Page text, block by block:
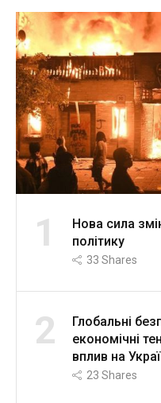
1
Нова сила
політику
33 Shares
2
Глобальні
економічні
вплив на
23 Shares